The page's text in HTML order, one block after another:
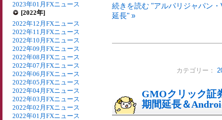
2023年01月FXニュース
[2022年]
2022年12月FXニュース
2022年11月FXニュース
2022年10月FXニュース
2022年09月FXニュース
2022年08月FXニュース
2022年07月FXニュース
2022年06月FXニュース
2022年05月FXニュース
2022年04月FXニュース
2022年03月FXニュース
2022年02月FXニュース
2022年01月FXニュース
続きを読む "アルパリジャパン
延長" »
カテゴリー：
GMOクリック証
期間延長＆